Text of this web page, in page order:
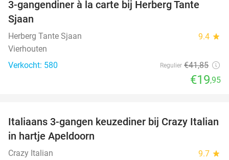
52%
3-gangendiner à la carte bij Herberg Tante
Sjaan
Herberg Tante Sjaan 9.4 star
Vierhouten
Verkocht: 580
Regulier €41,85
€19,95
27%
Italiaans 3-gangen keuzediner bij Crazy Italian
in hartje Apeldoorn
Crazy Italian 9.7 star